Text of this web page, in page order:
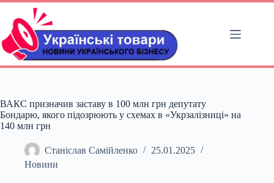
Перейти
вмісту
ВАКС призначив заставу в 100 млн грн депутату
Бондарю, якого підозрюють у схемах в «Укрзалізниці» на
140 млн грн
Станіслав Самійленко
25.01.2025
Новини